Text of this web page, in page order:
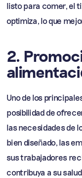
listo para comer, el
optimiza, lo que
2.
Uno de los
posibilidad de
las necesidades de
bien diseñado, las
sus trabajadores
contribuya a su